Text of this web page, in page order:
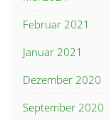
Februar 2021
Januar 2021
Dezember 2020
September 2020